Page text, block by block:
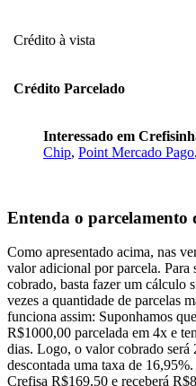
Crédito à vista
Crédito Parcelado
Interessado em
Chip, Point Mercado Pago,
Entenda o parcelamento
Como apresentado acima, nas
valor adicional por parcela. Para
cobrado, basta fazer um cálculo
vezes a quantidade de parcelas
funciona assim: Suponhamos
R$1000,00 parcelada em 4x e
dias. Logo, o valor cobrado
descontada uma taxa de
Crefisa R$169,50 e receberá